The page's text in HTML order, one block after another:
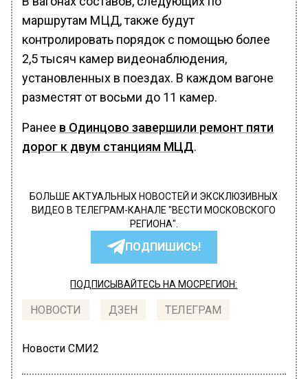
маршрутам МЦД, также будут
контролировать порядок с помощью более
2,5 тысяч камер видеонаблюдения,
установленных в поездах. В каждом вагоне
разместят от восьми до 11 камер.
Ранее в Одинцово завершили ремонт пяти
дорог к двум станциям МЦД.
БОЛЬШЕ АКТУАЛЬНЫХ НОВОСТЕЙ И ЭКСКЛЮЗИВНЫХ
ВИДЕО В ТЕЛЕГРАМ-КАНАЛЕ "ВЕСТИ МОСКОВСКОГО
РЕГИОНА".
ПОДПИШИСЬ!
ПОДПИСЫВАЙТЕСЬ НА МОСРЕГИОН:
НОВОСТИ ДЗЕН ТЕЛЕГРАМ
Новости СМИ2